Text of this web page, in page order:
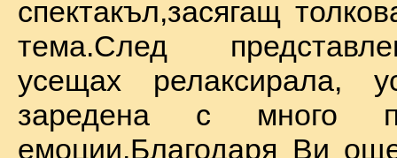
спектакъл,засягащ
тема.След
усещах релаксирала,
заредена с много
емоции.Благодаря Ви